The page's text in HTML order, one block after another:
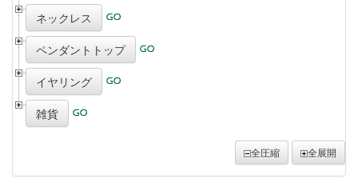
ネックレス
ペンダントトップ
イヤリング
雑貨
全圧縮 全展開